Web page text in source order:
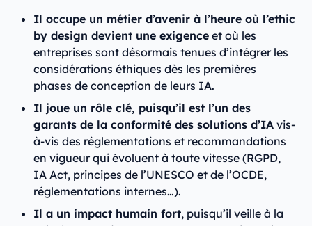
Il occupe un métier d’avenir à l’heure où l’ethic
by design devient une exigence et où les
entreprises sont désormais tenues d’intégrer les
considérations éthiques dès les premières
phases de conception de leurs IA.
Il joue un rôle clé, puisqu’il est l’un des
garants de la conformité des solutions d’IA vis-
à-vis des réglementations et recommandations
en vigueur qui évoluent à toute vitesse (RGPD,
IA Act, principes de l’UNESCO et de l’OCDE,
réglementations internes…).
Il a un impact humain fort, puisqu’il veille à la